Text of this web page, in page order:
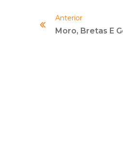
Anterior